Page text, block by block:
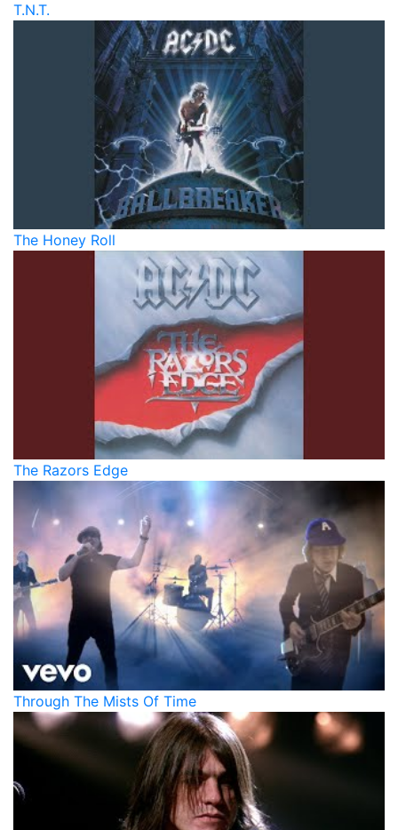
T.N.T.
The Honey Roll
The Razors Edge
Through The Mists Of Time